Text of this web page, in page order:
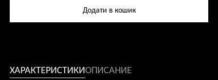
патрони
Додати в кошик
ХАРАКТЕРИСТИКИОПИСАНИЕ